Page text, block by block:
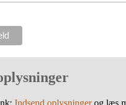
Indsend oplysningerog læs